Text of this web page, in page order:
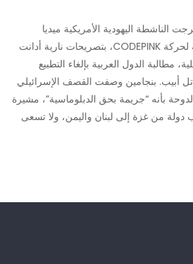
الناشطة اليهودية الأمريكية ميديا
بنجامين، المؤسسة المشاركة لحركة CODEPINK، بتصريحات نارية أدانت
مطالبة الدول العربية بإلغاء التطبيع
أبيب. بنجامين وصفت القصف الإسرائيلي
بأنه “جريمة بحق الدبلوماسية”، مشيرة
من غزة إلى لبنان واليمن، ولا تسعى